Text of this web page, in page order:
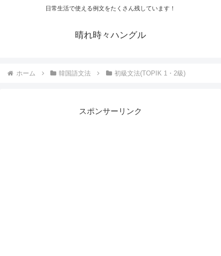
日常生活で使える例文をたくさん残しています！
晴れ時々ハングル
ホーム 韓国語文法 初級文法(TOPIK 1・2級)
スポンサーリンク